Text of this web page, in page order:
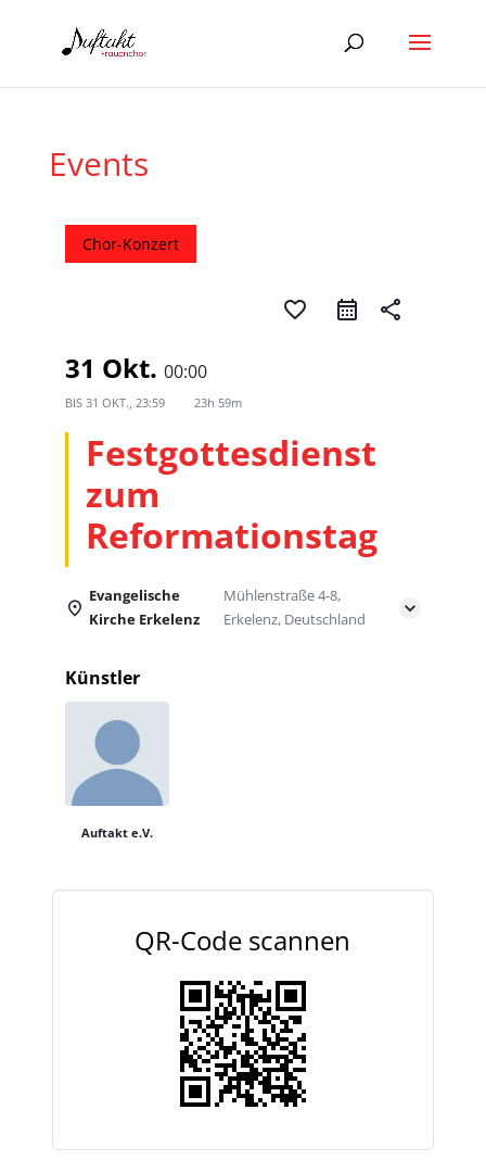
Events
Chor-Konzert
favorite_border share
31 Okt. 00:00
BIS 31 OKT., 23:59 23h 59m
Festgottesdienst
zum
Reformationstag
Evangelische
Kirche Erkelenz
Mühlenstraße 4-8,
Erkelenz, Deutschland
Künstler
Auftakt e.V.
QR-Code scannen